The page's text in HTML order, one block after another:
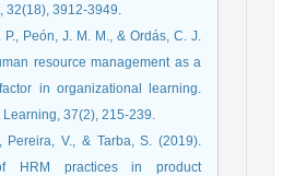
32(18), 3912-3949.
Peón, J. M. M., & Ordás, C. J.
resource management as a
in organizational learning.
Learning, 37(2), 215-239.
Pereira, V., & Tarba, S. (2019).
HRM practices in product